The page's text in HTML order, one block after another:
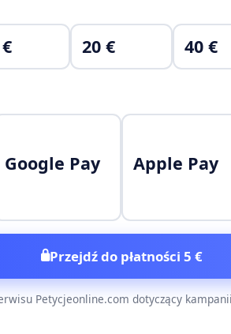
20 € 40 €
Google Pay Apple Pay
Przejdź do płatności 5 €
Petycjeonline.com dotyczący